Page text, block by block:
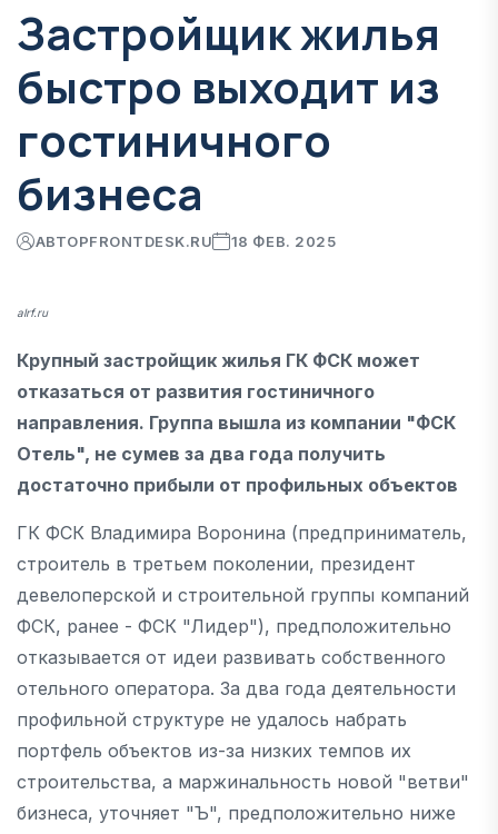
Застройщик жилья
быстро выходит из
гостиничного
бизнеса
АВТОРFRONTDESK.RU 18 ФЕВ. 2025
alrf.ru
Крупный застройщик жилья ГК ФСК может
отказаться от развития гостиничного
направления. Группа вышла из компании "ФСК
Отель", не сумев за два года получить
достаточно прибыли от профильных объектов
ГК ФСК Владимира Воронина (предприниматель,
строитель в третьем поколении, президент
девелоперской и строительной группы компаний
ФСК, ранее - ФСК "Лидер"), предположительно
отказывается от идеи развивать собственного
отельного оператора. За два года деятельности
профильной структуре не удалось набрать
портфель объектов из-за низких темпов их
строительства, а маржинальность новой "ветви"
бизнеса, уточняет "Ъ", предположительно ниже